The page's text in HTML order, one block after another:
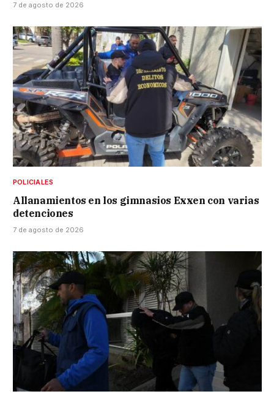
7 de agosto de 2026
POLICIALES
Allanamientos en los gimnasios Exxen con varias
detenciones
7 de agosto de 2026